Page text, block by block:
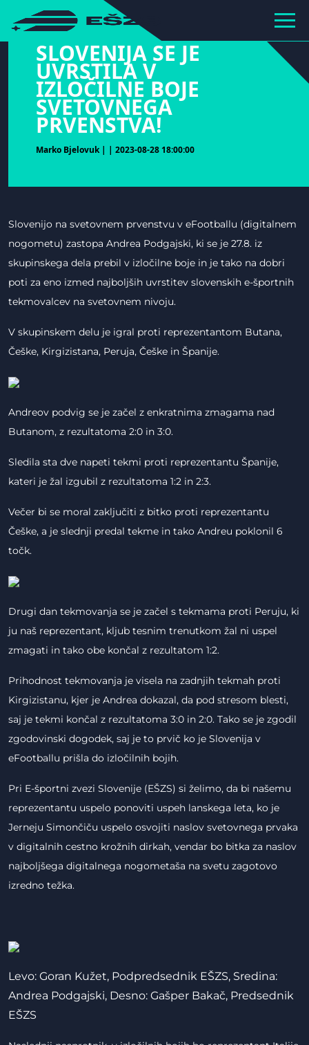
hihiiiiiiiiiii
SLOVENIJA SE JE
UVRSTILA V
IZLOČILNE BOJE
SVETOVNEGA
PRVENSTVA!
Marko Bjelovuk | | 2023-08-28 18:00:00
Slovenijo na svetovnem prvenstvu v eFootballu (digitalnem
nogometu) zastopa Andrea Podgajski, ki se je 27.8. iz
skupinskega dela prebil v izločilne boje in je tako na dobri
poti za eno izmed najboljših uvrstitev slovenskih e-športnih
tekmovalcev na svetovnem nivoju.
V skupinskem delu je igral proti reprezentantom Butana,
Češke, Kirgizistana, Peruja, Češke in Španije.
Andreov podvig se je začel z enkratnima zmagama nad
Butanom, z rezultatoma 2:0 in 3:0.
Sledila sta dve napeti tekmi proti reprezentantu Španije,
kateri je žal izgubil z rezultatoma 1:2 in 2:3.
Večer bi se moral zaključiti z bitko proti reprezentantu
Češke, a je slednji predal tekme in tako Andreu poklonil 6
točk.
Drugi dan tekmovanja se je začel s tekmama proti Peruju, ki
ju naš reprezentant, kljub tesnim trenutkom žal ni uspel
zmagati in tako obe končal z rezultatom 1:2.
Prihodnost tekmovanja je visela na zadnjih tekmah proti
Kirgizistanu, kjer je Andrea dokazal, da pod stresom blesti,
saj je tekmi končal z rezultatoma 3:0 in 2:0. Tako se je zgodil
zgodovinski dogodek, saj je to prvič ko je Slovenija v
eFootballu prišla do izločilnih bojih.
Pri E-športni zvezi Slovenije (EŠZS) si želimo, da bi našemu
reprezentantu uspelo ponoviti uspeh lanskega leta, ko je
Jerneju Simončiču uspelo osvojiti naslov svetovnega prvaka
v digitalnih cestno krožnih dirkah, vendar bo bitka za naslov
najboljšega digitalnega nogometaša na svetu zagotovo
izredno težka.
Levo: Goran Kužet, Podpredsednik EŠZS, Sredina:
Andrea Podgajski, Desno: Gašper Bakač, Predsednik
EŠZS